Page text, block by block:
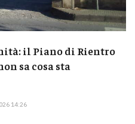
il Piano di Rientro
sa cosa sta
14:26